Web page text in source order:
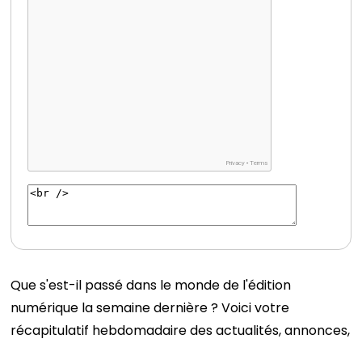
Que s'est-il passé dans le monde de l'édition
numérique la semaine dernière ? Voici votre
récapitulatif hebdomadaire des actualités, annonces,